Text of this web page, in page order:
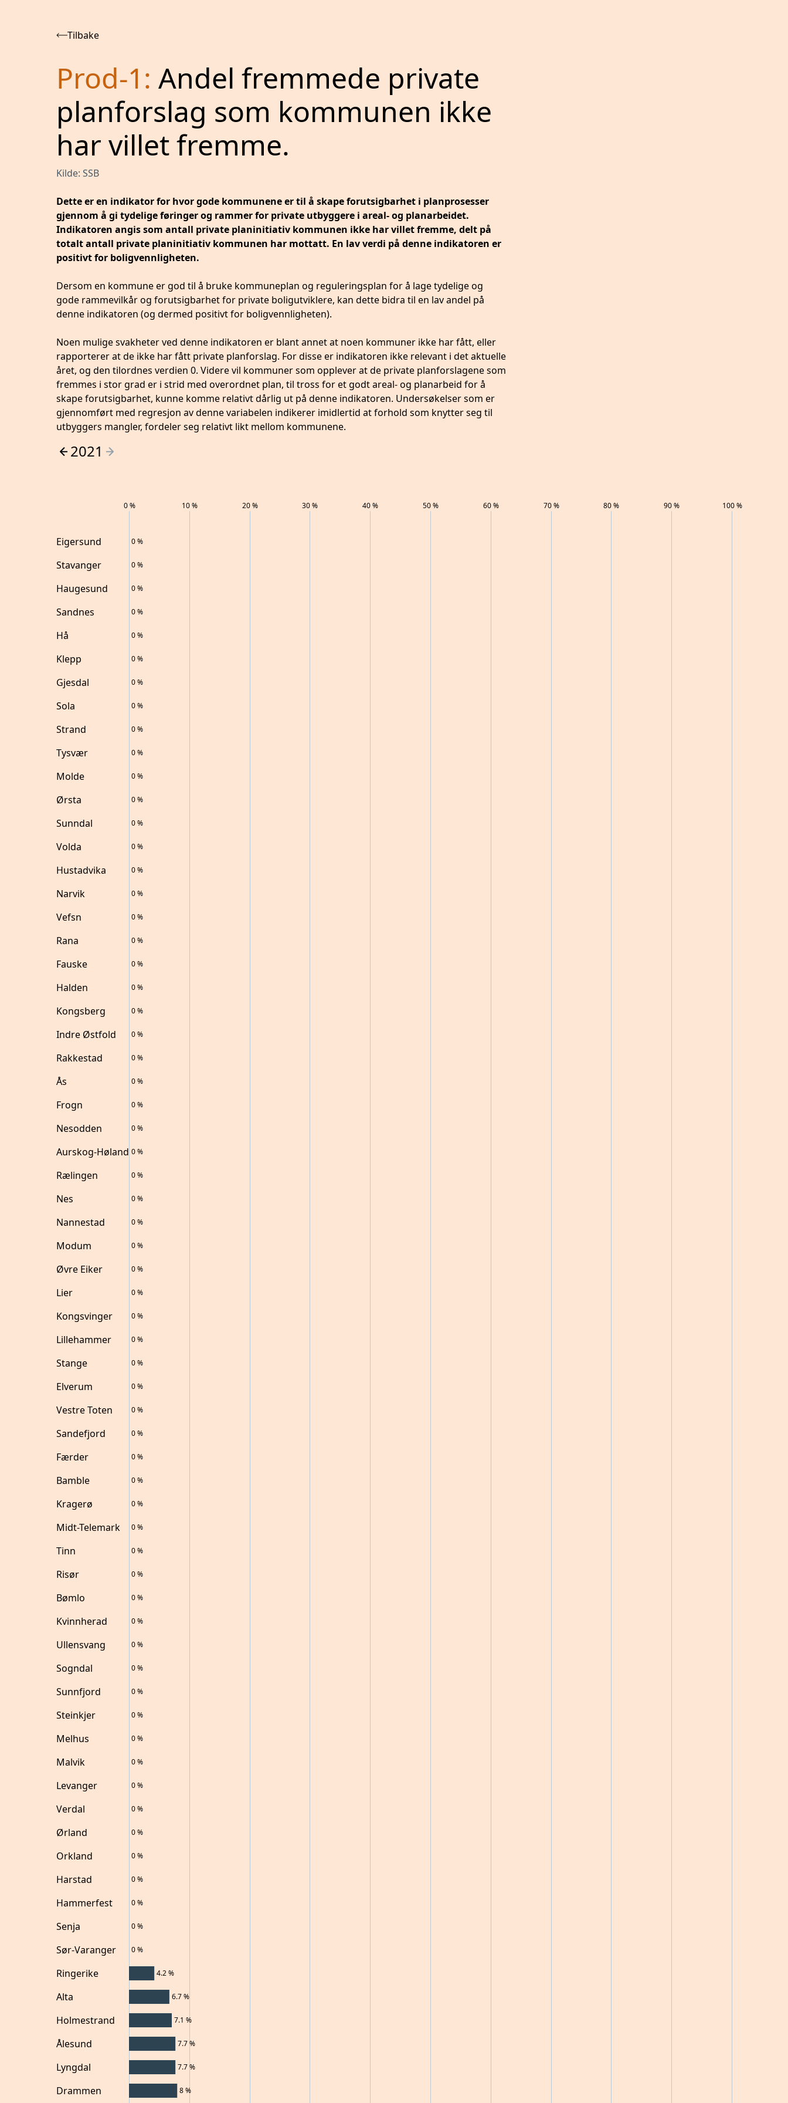
Tilbake
Prod-1 : Andel fremmede private
planforslag som kommunen ikke
har villet fremme.
Kilde: SSB
Dette er en indikator for hvor gode kommunene er til å skape forutsigbarhet i planprosesser
gjennom å gi tydelige føringer og rammer for private utbyggere i areal- og planarbeidet.
Indikatoren angis som antall private planinitiativ kommunen ikke har villet fremme, delt på
totalt antall private planinitiativ kommunen har mottatt. En lav verdi på denne indikatoren er
positivt for boligvennligheten.
Dersom en kommune er god til å bruke kommuneplan og reguleringsplan for å lage tydelige og
gode rammevilkår og forutsigbarhet for private boligutviklere, kan dette bidra til en lav andel på
denne indikatoren (og dermed positivt for boligvennligheten).
Noen mulige svakheter ved denne indikatoren er blant annet at noen kommuner ikke har fått, eller
rapporterer at de ikke har fått private planforslag. For disse er indikatoren ikke relevant i det aktuelle
året, og den tilordnes verdien 0. Videre vil kommuner som opplever at de private planforslagene som
fremmes i stor grad er i strid med overordnet plan, til tross for et godt areal- og planarbeid for å
skape forutsigbarhet, kunne komme relativt dårlig ut på denne indikatoren. Undersøkelser som er
gjennomført med regresjon av denne variabelen indikerer imidlertid at forhold som knytter seg til
utbyggers mangler, fordeler seg relativt likt mellom kommunene.
2021
Eigersund
Stavanger
Haugesund
Sandnes
Hå
Klepp
Gjesdal
Sola
Strand
Tysvær
Molde
Ørsta
Sunndal
Volda
Hustadvika
Narvik
Vefsn
Rana
Fauske
Halden
Kongsberg
Indre Østfold
Rakkestad
Ås
Frogn
Nesodden
Aurskog-Høland
Rælingen
Nes
Nannestad
Modum
Øvre Eiker
Lier
Kongsvinger
Lillehammer
Stange
Elverum
Vestre Toten
Sandefjord
Færder
Bamble
Kragerø
Midt-Telemark
Tinn
Risør
Bømlo
Kvinnherad
Ullensvang
Sogndal
Sunnfjord
Steinkjer
Melhus
Malvik
Levanger
Verdal
Ørland
Orkland
Harstad
Hammerfest
Senja
Sør-Varanger
Ringerike
Alta
Holmestrand
Ålesund
Lyngdal
Drammen
0 % 10% 20 % 30% 40% 50% 60% 70 % 80% 90% 100 %
0%
0%
0%
0%
0%
0%
0%
0%
0%
0%
0%
0%
0%
0%
0%
0%
0%
0%
0%
0%
0%
0%
0%
0%
0%
0%
0%
0%
0%
0%
0%
0%
0%
0%
0%
0%
0%
0%
0%
0%
0%
0%
0%
0%
0%
0%
0%
0%
0%
0%
0%
0%
0%
0%
0%
0%
0%
0%
0%
0%
0%
4.2%
6.7%
7.1 %
7.7%
7.7%
8%